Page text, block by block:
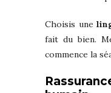
Choisis une
fait du bien.
commence la